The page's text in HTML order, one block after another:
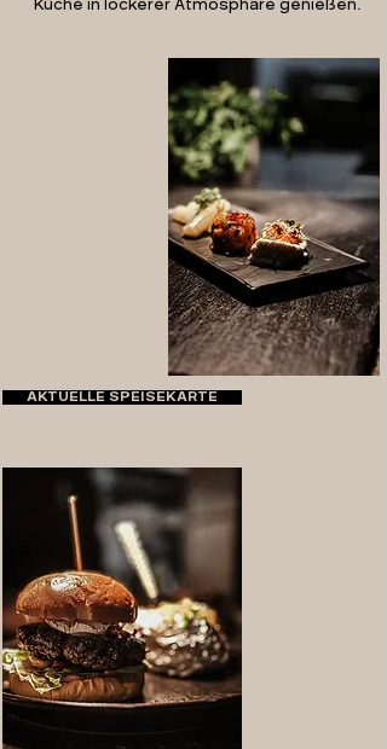
Küche in lockerer Atmosphäre genießen.
AKTUELLE SPEISEKARTE